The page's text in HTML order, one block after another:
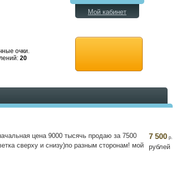
очки.
20
Мой кабинет
цена 9000 тысячь продаю за 7500
сверху и снизу)по разным сторонам! мой
7 500 р.
рублей